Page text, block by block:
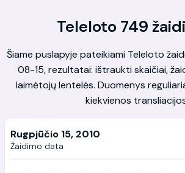
Teleloto 749
Šiame puslapyje pateikiami Teleloto
08-15, rezultatai: ištraukti skaičiai,
laimėtojų lentelės. Duomenys
kiekvienos
Rugpjūčio 15, 2010
Žaidimo data